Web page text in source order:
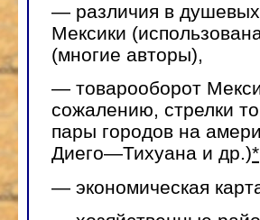
— различия в
Мексики
(многие авторы),
— товарооборот
сожалению, стрелки
пары городов на
Диего—Тихуана и др.)*
— экономическая